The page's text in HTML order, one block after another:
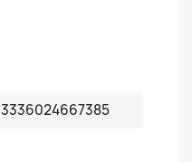
3336024667385